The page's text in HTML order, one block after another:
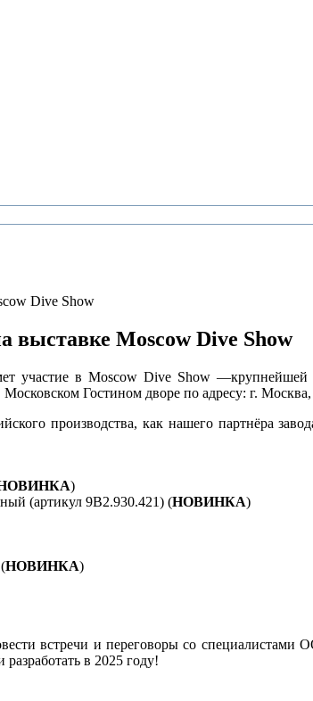
Dive Show
выставке Moscow Dive Show
в Moscow Dive Show —крупнейшей в
Гостином дворе по адресу: г.
производства, как нашего
)
(артикул 9В2.930.421) (НОВИНКА)
НОВИНКА)
встречи и переговоры со
в 2025 году!